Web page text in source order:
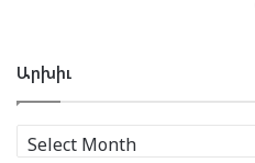
Արխիւ
Արխիւ